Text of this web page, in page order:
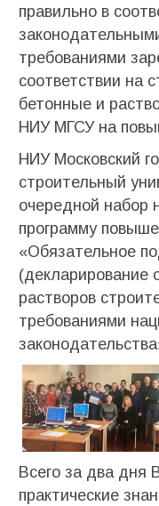
правильно в
требованиями
соответствии на
бетонные и
НИУ МГСУ на
НИУ Московский
строительный
очередной набор
программу
«Обязательное
(декларирование
растворов
требованиями
Всего за два дня
практические